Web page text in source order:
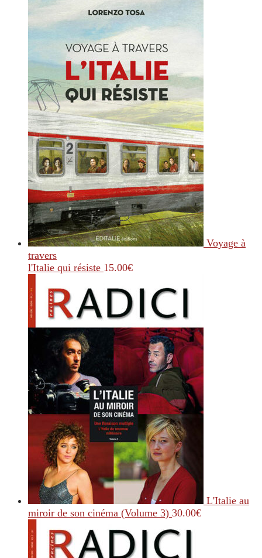
Voyage à
travers
l'Italie qui résiste 15.00€
L'Italie au
miroir de son cinéma (Volume 3) 30.00€